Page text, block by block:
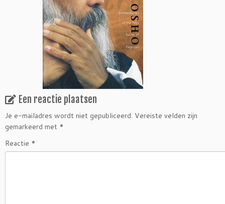
Een reactie plaatsen
Je e-mailadres wordt niet gepubliceerd. Vereiste velden zijn
gemarkeerd met *
Reactie *